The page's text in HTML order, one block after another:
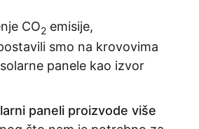
CO2 emisije,
smo na krovovima
panele kao izvor
paneli proizvode više